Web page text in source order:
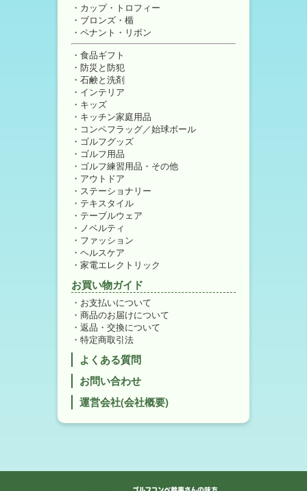
カップ・トロフィー
ブロンズ・楯
ペナント・リボン
食品ギフト
防災と防犯
石鹸と洗剤
インテリア
キッズ
キッチン家庭用品
コンペフラッグ／始球ボール
ゴルフグッズ
ゴルフ用品
ゴルフ練習用品・その他
アウトドア
ステーショナリー
テキスタイル
テーブルウェア
ノベルティ
ファッション
ヘルスケア
家電エレクトリック
お買い物ガイド
お支払いについて
商品のお届けについて
返品・交換について
特定商取引法
よくある質問
お問い合わせ
運営会社(会社概要)